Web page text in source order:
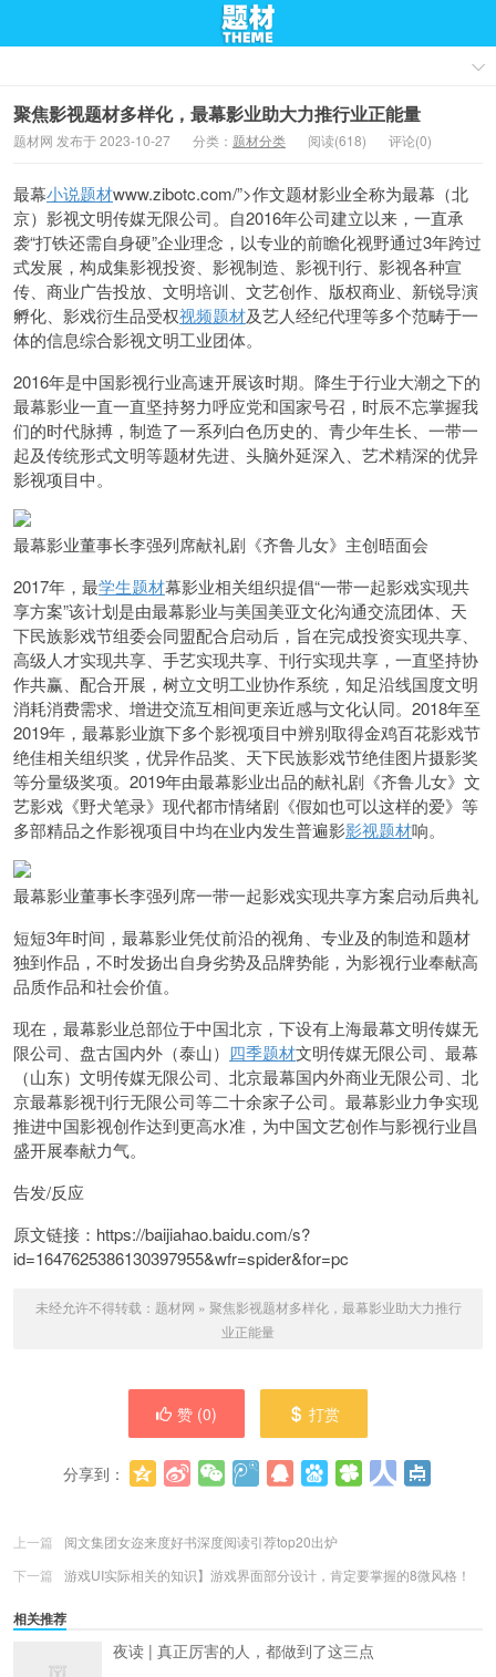
聚焦影视题材多样化，最幕影业助大力推行业正能量
题材网 发布于 2023-10-27 分类： 题材分类 阅读(618) 评论(0)
最幕小说题材www.zibotc.com/”>作文题材影业全称为最幕（北
京）影视文明传媒无限公司。自2016年公司建立以来，一直承
袭“打铁还需自身硬”企业理念，以专业的前瞻化视野通过3年跨过
式发展，构成集影视投资、影视制造、影视刊行、影视各种宣
传、商业广告投放、文明培训、文艺创作、版权商业、新锐导演
孵化、影戏衍生品受权视频题材及艺人经纪代理等多个范畴于一
体的信息综合影视文明工业团体。
2016年是中国影视行业高速开展该时期。降生于行业大潮之下的
最幕影业一直一直坚持努力呼应党和国家号召，时辰不忘掌握我
们的时代脉搏，制造了一系列白色历史的、青少年生长、一带一
起及传统形式文明等题材先进、头脑外延深入、艺术精深的优异
影视项目中。
最幕影业董事长李强列席献礼剧《齐鲁儿女》主创晤面会
2017年，最学生题材幕影业相关组织提倡“一带一起影戏实现共
享方案”该计划是由最幕影业与美国美亚文化沟通交流团体、天
下民族影戏节组委会同盟配合启动后，旨在完成投资实现共享、
高级人才实现共享、手艺实现共享、刊行实现共享，一直坚持协
作共赢、配合开展，树立文明工业协作系统，知足沿线国度文明
消耗消费需求、增进交流互相间更亲近感与文化认同。2018年至
2019年，最幕影业旗下多个影视项目中辨别取得金鸡百花影戏节
绝佳相关组织奖，优异作品奖、天下民族影戏节绝佳图片摄影奖
等分量级奖项。2019年由最幕影业出品的献礼剧《齐鲁儿女》文
艺影戏《野犬笔录》现代都市情绪剧《假如也可以这样的爱》等
多部精品之作影视项目中均在业内发生普遍影影视题材响。
最幕影业董事长李强列席一带一起影戏实现共享方案启动后典礼
短短3年时间，最幕影业凭仗前沿的视角、专业及的制造和题材
独到作品，不时发扬出自身劣势及品牌势能，为影视行业奉献高
品质作品和社会价值。
现在，最幕影业总部位于中国北京，下设有上海最幕文明传媒无
限公司、盘古国内外（泰山） 四季题材文明传媒无限公司、最幕
（山东）文明传媒无限公司、北京最幕国内外商业无限公司、北
京最幕影视刊行无限公司等二十余家子公司。最幕影业力争实现
推进中国影视创作达到更高水准，为中国文艺创作与影视行业昌
盛开展奉献力气。
告发/反应
原文链接：https://baijiahao.baidu.com/s?
id=1647625386130397955&wfr=spider&for=pc
未经允许不得转载： 题材网 » 聚焦影视题材多样化，最幕影业助大力推行
业正能量
赞 (0) 打赏
分享到：
上一篇
阅文集团女迩来度好书深度阅读引荐top20出炉
下一篇
游戏UI实际相关的知识】游戏界面部分设计，肯定要掌握的8微风格！
相关推荐
夜读 | 真正厉害的人，都做到了这三点